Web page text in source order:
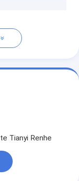
Tianyi Renhe